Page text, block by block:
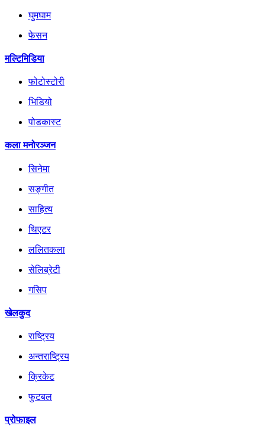
घुमघाम
फेसन
मल्टिमिडिया
फोटोस्टोरी
भिडियो
पोडकास्ट
कला मनोरञ्जन
सिनेमा
सङ्गीत
साहित्य
थिएटर
ललितकला
सेलिब्रेटी
गसिप
खेलकुद
राष्ट्रिय
अन्तराष्ट्रिय
क्रिकेट
फुटबल
प्रोफाइल